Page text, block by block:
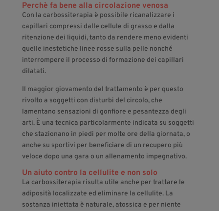
Perchè fa bene alla circolazione venosa
Con la carbossiterapia è possibile ricanalizzare i
capillari compressi dalle cellule di grasso e dalla
ritenzione dei liquidi, tanto da rendere meno evidenti
quelle inestetiche linee rosse sulla pelle nonché
interrompere il processo di formazione dei capillari
dilatati.
Il maggior giovamento del trattamento è per questo
rivolto a soggetti con disturbi del circolo, che
lamentano sensazioni di gonfiore e pesantezza degli
arti. È una tecnica particolarmente indicata su soggetti
che stazionano in piedi per molte ore della giornata, o
anche su sportivi per beneficiare di un recupero più
veloce dopo una gara o un allenamento impegnativo.
Un aiuto contro la cellulite e non solo
La carbossiterapia risulta utile anche per trattare le
adiposità localizzate ed eliminare la cellulite. La
sostanza iniettata è naturale, atossica e per niente